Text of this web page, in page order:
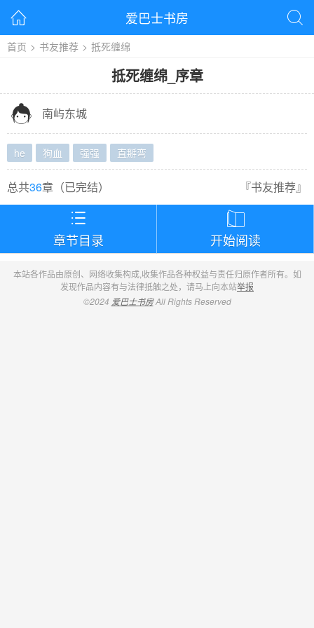
 爱巴士书房 
首页 > 书友推荐 > 抵死缠绵
抵死缠绵_ 序章
 南屿东城
he 狗血 强强 直掰弯
总共36章（已完结） 『书友推荐』

章节目录

开始阅读
本站各作品由原创、网络收集构成,收集作品各种权益与责任归原作者所有。如
发现作品内容有与法律抵触之处，请马上向本站举报
©2024 爱巴士书房All Rights Reserved